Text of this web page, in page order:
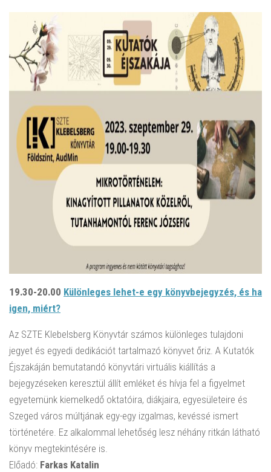
19.30-20.00 Különleges lehet-e egy könyvbejegyzés, és ha
igen, miért?
Az SZTE Klebelsberg Könyvtár számos különleges tulajdoni
jegyet és egyedi dedikációt tartalmazó könyvet őriz. A Kutatók
Éjszakáján bemutatandó könyvtári virtuális kiállítás a
bejegyzéseken keresztül állít emléket és hívja fel a figyelmet
egyetemünk kiemelkedő oktatóira, diákjaira, egyesületeire és
Szeged város múltjának egy-egy izgalmas, kevéssé ismert
történetére. Ez alkalommal lehetőség lesz néhány ritkán látható
könyv megtekintésére is.
Előadó: Farkas Katalin